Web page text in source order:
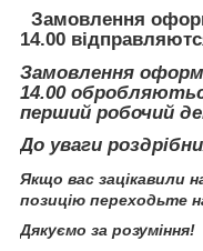
Замовлення
14.00
Замовлення
14.00
перший робочий
До уваги
Якщо вас зацікавили
позицію переходьте
Дякуємо за розуміння!